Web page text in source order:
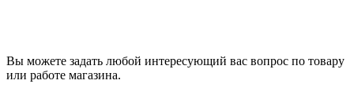
Вы можете задать любой интересующий вас вопрос по товару
или работе магазина.